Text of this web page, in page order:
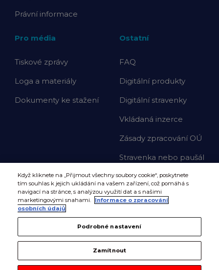
Právní informace
Pro média
Tiskové zprávy
Loga a materiály
Dokumenty ke stažení
Ostatní
FAQ
Digitální produkty
Digitální stravenky
Vkládaná inzerce
Zásady zpracování OÚ
Stravenka nebo paušál
Když kliknete na „Přijmout všechny soubory cookie“, poskytnete
tím souhlas k jejich ukládání na vašem zařízení, což pomáhá s
navigací na stránce, s analýzou využití dat a s našimi
marketingovými snahami.
Informace o zpracování
osobních údajů
Podrobné nastavení
Zamítnout